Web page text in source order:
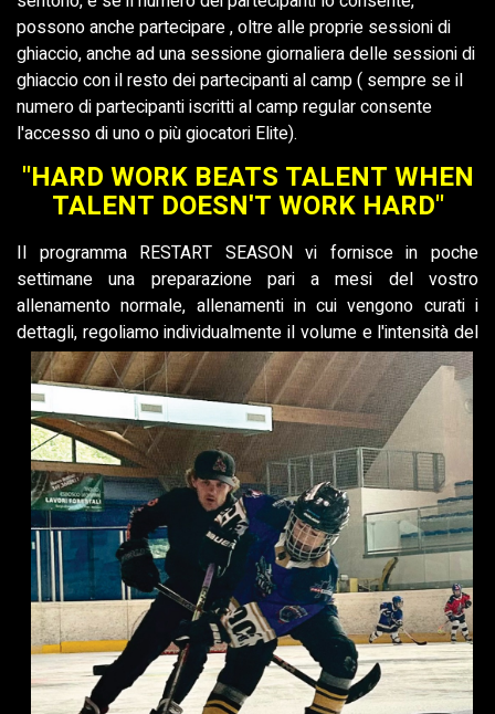
possono anche partecipare , oltre alle proprie sessioni di
ghiaccio, anche ad una sessione giornaliera delle sessioni di
ghiaccio con il resto dei partecipanti al camp ( sempre se il
numero di partecipanti iscritti al camp regular consente
l'accesso di uno o più giocatori Elite).
"HARD WORK BEATS TALENT WHEN
TALENT DOESN'T WORK HARD"
Il programma RESTART SEASON vi fornisce in poche
settimane una preparazione pari a mesi del vostro
allenamento normale, allenamenti in cui vengono curati i
dettagli, regoliamoindividualmente il volume e l'intensità del